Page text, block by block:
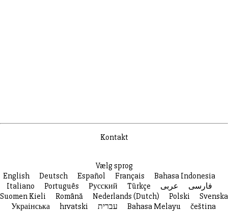
Kontakt
Vælg sprog
English
Deutsch Español Français
Bahasa Indonesia
Italiano
Português Русский Türkçe فارسی
عربى
Suomen Kieli
Română Nederlands (Dutch) Polski
Svenska
Украiнська
hrvatski עברית Bahasa Melayu čeština